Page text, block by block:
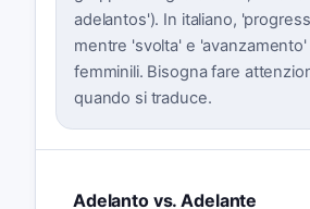
adelantos'). In italiano,
mentre 'svolta' e
femminili. Bisogna fare
quando si traduce.
Adelanto vs. Adelante